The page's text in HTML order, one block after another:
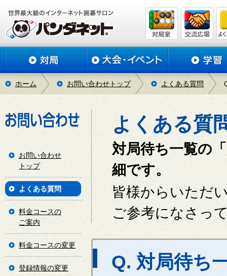
ホーム お問い合わせトップ よくある質問
よくある質
対局待ち一覧の
細です。
皆様からいただ
ご参考になさっ
Q. 対局待ち
お問い合わせ
トップ
よくある質問
料金コースの
ご案内
料金コースの変更
登録情報の変更